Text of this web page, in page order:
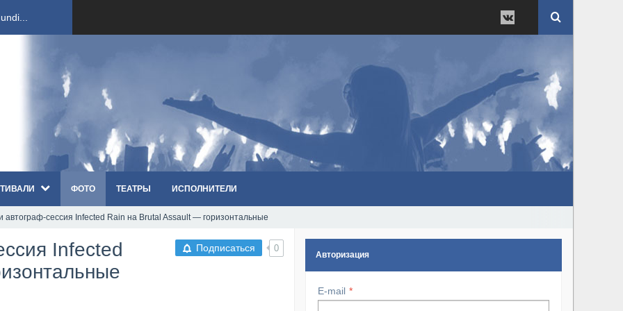
ко...
«Th...
«...
ФОТО ТЕАТРЫ ИСПОЛНИТЕЛИ
автограф-сессия Infected Rain на Brutal Assault — горизонтальные
Подписаться 0
Infected
Авторизация
E-mail